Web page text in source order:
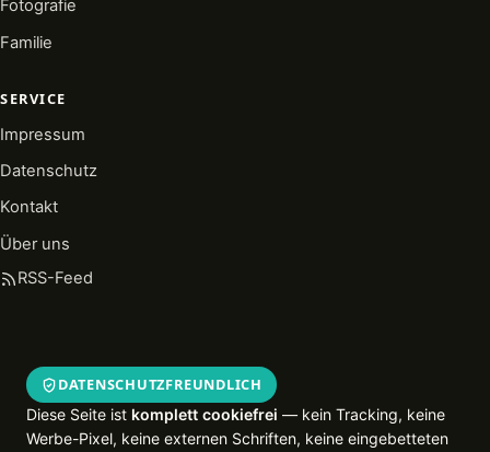
Fotografie
Familie
SERVICE
Impressum
Datenschutz
Kontakt
Über uns
RSS-Feed
DATENSCHUTZFREUNDLICH
Diese Seite ist komplett cookiefrei — kein Tracking, keine
Werbe-Pixel, keine externen Schriften, keine eingebetteten